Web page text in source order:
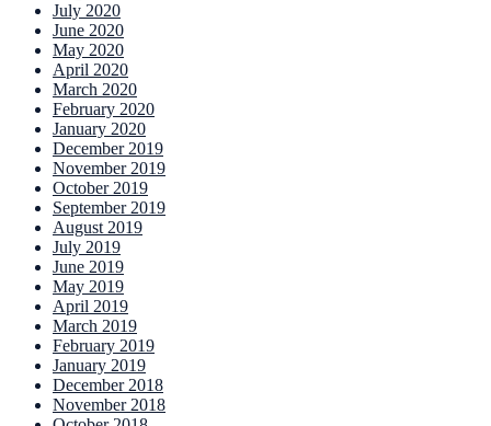
July 2020
June 2020
May 2020
April 2020
March 2020
February 2020
January 2020
December 2019
November 2019
October 2019
September 2019
August 2019
July 2019
June 2019
May 2019
April 2019
March 2019
February 2019
January 2019
December 2018
November 2018